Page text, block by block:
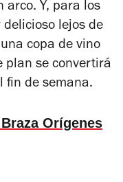
arco. Y, para los
lejos de
copa de vino
plan se convertirá
fin de semana.
Orígenes